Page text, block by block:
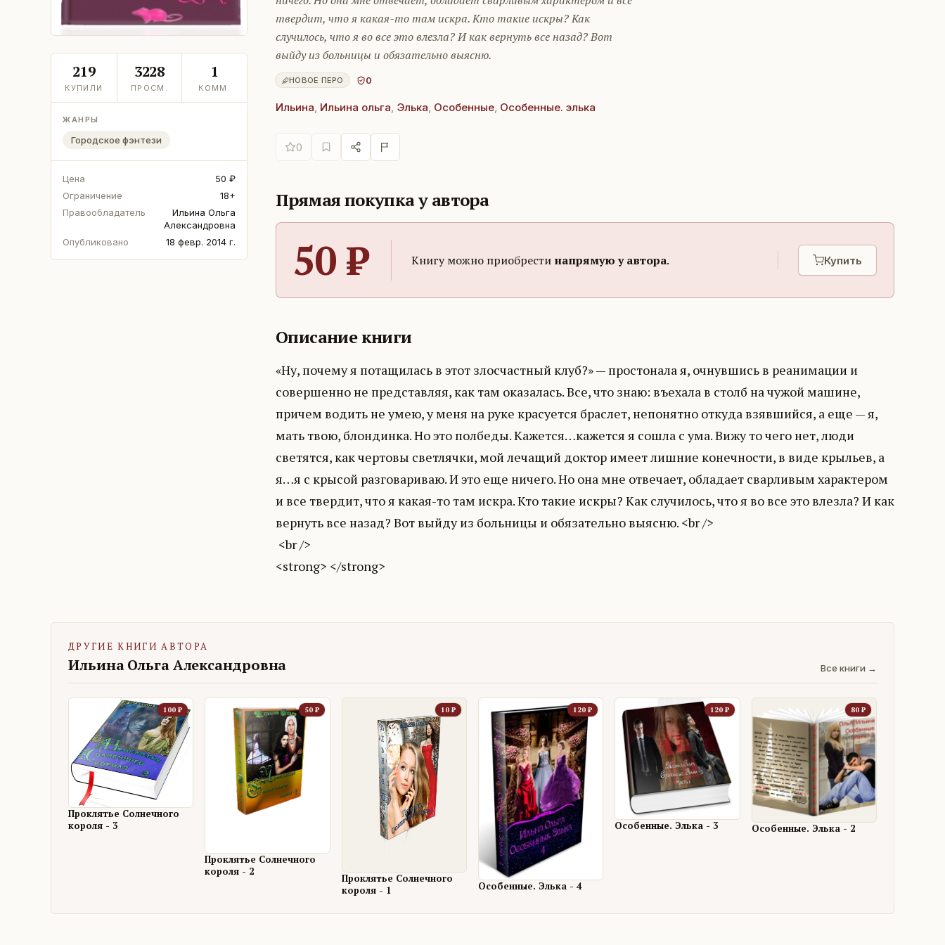
219
КУПИЛИ
3228
ПРОСМ.
1
КОММ.
ЖАНРЫ
Городское фэнтези
Цена
50 ₽
Ограничение
18+
Правообладатель
Ильина Ольга
Александровна
Опубликовано
18 февр. 2014 г.
твердит, что я какая-то там искра. Кто такие искры? Как
случилось, что я во все это влезла? И как вернуть все назад? Вот
выйду из больницы и обязательно выясню.
НОВОЕ ПЕРО 0
Ильина, Ильина ольга, Элька, Особенные, Особенные. элька
0
Прямая покупка у автора
50 ₽ Книгу можно приобрести напрямую у автора. Купить
Описание книги
«Ну, почему я потащилась в этот злосчастный клуб?» — простонала я, очнувшись в реанимации и
совершенно не представляя, как там оказалась. Все, что знаю: въехала в столб на чужой машине,
причем водить не умею, у меня на руке красуется браслет, непонятно откуда взявшийся, а еще — я,
мать твою, блондинка. Но это полбеды. Кажется…кажется я сошла с ума. Вижу то чего нет, люди
светятся, как чертовы светлячки, мой лечащий доктор имеет лишние конечности, в виде крыльев, а
я…я с крысой разговариваю. И это еще ничего. Но она мне отвечает, обладает сварливым характером
и все твердит, что я какая-то там искра. Кто такие искры? Как случилось, что я во все это влезла? И как
вернуть все назад? Вот выйду из больницы и обязательно выясню. <br />
<br />
<strong> </strong>
ДРУГИЕ КНИГИ АВТОРА
Ильина Ольга Александровна Все книги →
100 ₽
Проклятье Солнечного
короля - 3
50₽
Проклятье Солнечного
короля - 2
10₽
Проклятье Солнечного
короля - 1
120 ₽
Особенные. Элька - 4
120₽
Особенные. Элька - 3
80₽
Особенные. Элька - 2